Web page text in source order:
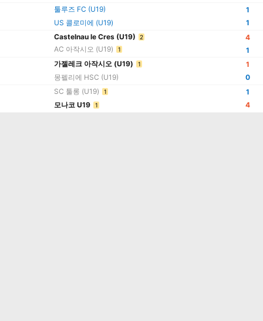
툴루즈 FC (U19)
US 콜로미에 (U19)
1
1
Castelnau le Cres (U19)
2
AC 아작시오 (U19) 1
4
1
가젤레크 아작시오 (U19)
1
몽펠리에 HSC (U19)
1
0
SC 툴롱 (U19)
1
모나코 U19 1
1
4